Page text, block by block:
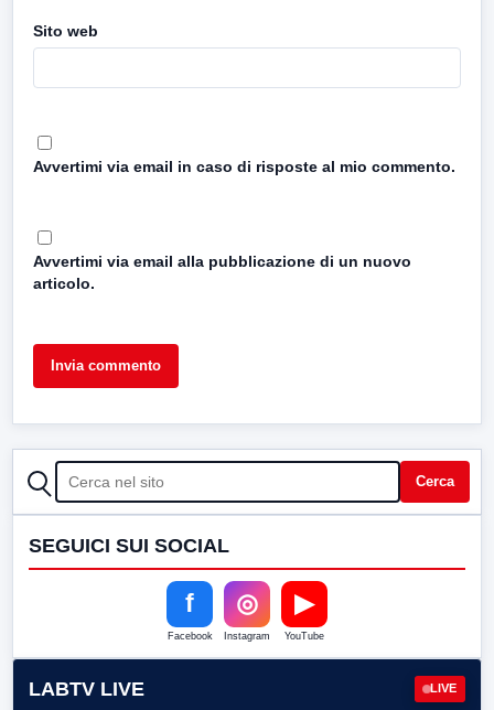
Sito web
Avvertimi via email in caso di risposte al mio commento.
Avvertimi via email alla pubblicazione di un nuovo
articolo.
CERCA Cerca
SEGUICI SUI SOCIAL
f
Facebook
◎
Instagram
▶
YouTube
LABTV LIVE LIVE